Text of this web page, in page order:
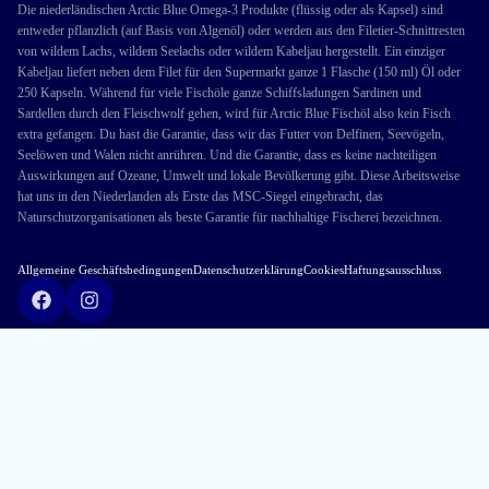
Die niederländischen Arctic Blue Omega-3 Produkte (flüssig oder als Kapsel) sind
entweder pflanzlich (auf Basis von Algenöl) oder werden aus den Filetier-Schnittresten
von wildem Lachs, wildem Seelachs oder wildem Kabeljau hergestellt. Ein einziger
Kabeljau liefert neben dem Filet für den Supermarkt ganze 1 Flasche (150 ml) Öl oder
250 Kapseln. Während für viele Fischöle ganze Schiffsladungen Sardinen und
Sardellen durch den Fleischwolf gehen, wird für Arctic Blue Fischöl also kein Fisch
extra gefangen. Du hast die Garantie, dass wir das Futter von Delfinen, Seevögeln,
Seelöwen und Walen nicht anrühren. Und die Garantie, dass es keine nachteiligen
Auswirkungen auf Ozeane, Umwelt und lokale Bevölkerung gibt. Diese Arbeitsweise
hat uns in den Niederlanden als Erste das MSC-Siegel eingebracht, das
Naturschutzorganisationen als beste Garantie für nachhaltige Fischerei bezeichnen.
Allgemeine GeschäftsbedingungenDatenschutzerklärungCookiesHaftungsausschluss